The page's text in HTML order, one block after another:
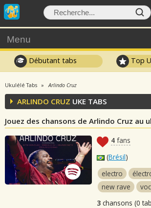
Menu
Débutant tabs Top
Ukulélé Tabs Arlindo Cruz
ARLINDO CRUZ UKE TABS
Jouez des chansons de Arlindo Cruz au
4 fans
(Brésil)
electro
new rave
3 chansons (0